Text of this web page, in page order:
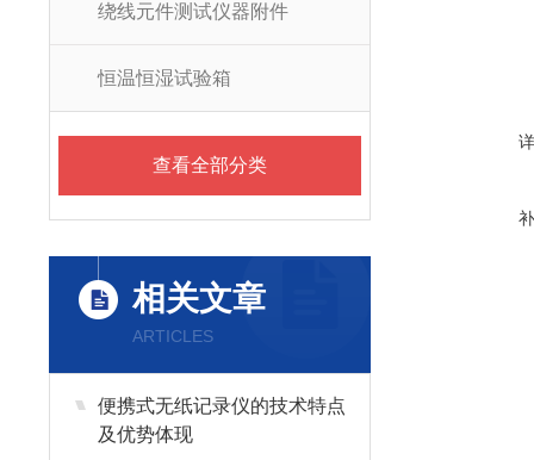
绕线元件测试仪器附件
恒温恒湿试验箱
查看全部分类
相关文章
ARTICLES
便携式无纸记录仪的技术特点
及优势体现